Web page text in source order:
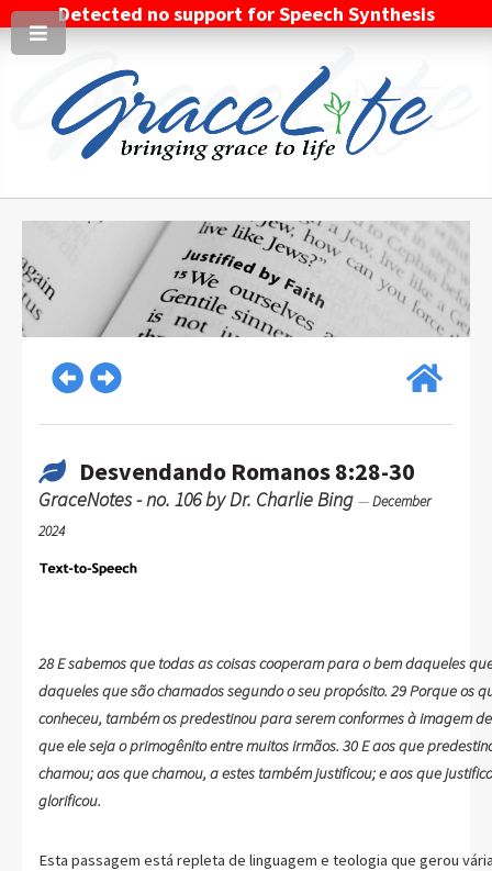
Detected no support for Speech Synthesis
Desvendando Romanos 8:28-30
GraceNotes - no. 106 by Dr. Charlie Bing —December
2024
28 E sabemos que todas as coisas cooperam para o bem daqueles
daqueles que são chamados segundo o seu propósito. 29 Porque os que de antemão
conheceu, também os predestinou para serem conformes à imagem
que ele seja o primogênito entre muitos irmãos. 30 E aos que predestinou, a estes também
chamou; aos que chamou, a estes também justificou; e aos que
glorificou.
Esta passagem está repleta de linguagem e teologia que gerou